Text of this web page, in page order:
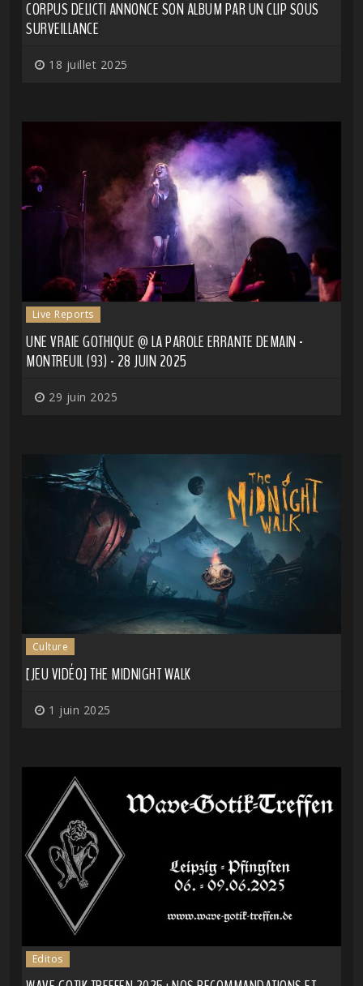
CORPUS DELICTI ANNONCE SON ALBUM PAR UN CLIP SOUS
SURVEILLANCE
18 juillet 2025
Live Reports
UNE VRAIE GOTHIQUE @ LA PAROLE ERRANTE DEMAIN -
MONTREUIL (93) - 28 JUIN 2025
29 juin 2025
Culture
[JEU VIDÉO] THE MIDNIGHT WALK
1 juin 2025
Editos